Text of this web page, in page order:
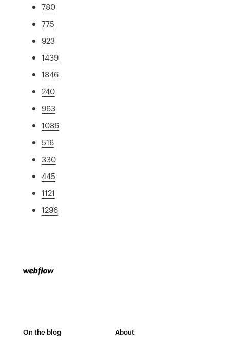
780
775
923
1439
1846
240
963
1086
516
330
445
1121
1296
On the blog About